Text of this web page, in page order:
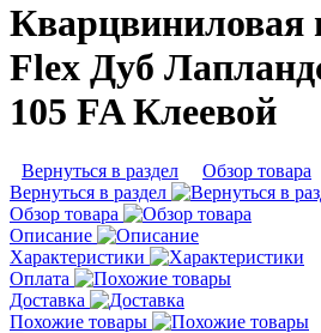
Кварцвиниловая
Flex Дуб
105 FA Клеевой
Вернуться в раздел Обзор товара
Вернуться в раздел
Обзор товара
Описание
Характеристики
Оплата
Доставка
Похожие товары